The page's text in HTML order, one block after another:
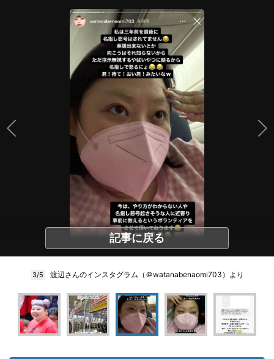
記事に戻る
3/5 渡辺さんのインスタグラム（＠watanabenaomi703）より